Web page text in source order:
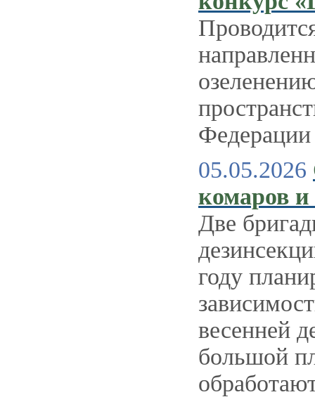
Федерации
05.05.2026
комаров
Две
году
весенней
большой